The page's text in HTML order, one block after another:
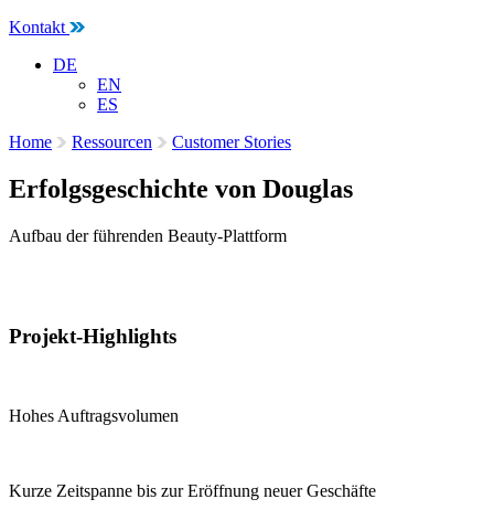
Kontakt
DE
EN
ES
Home
Ressourcen Customer Stories
Erfolgsgeschichte von Douglas
Aufbau der führenden Beauty-Plattform
Projekt-Highlights
Hohes Auftragsvolumen
Kurze Zeitspanne bis zur Eröffnung neuer Geschäfte